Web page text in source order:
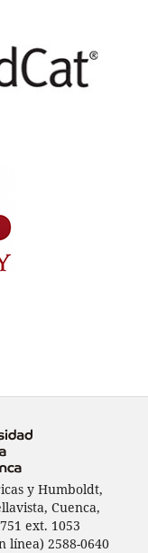
y Humboldt,
Cuenca,
ext. 1053
línea) 2588-0640